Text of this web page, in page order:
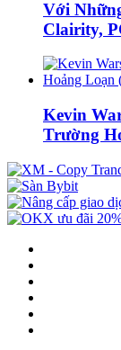
Với
Clairity,
Kevin
Trường